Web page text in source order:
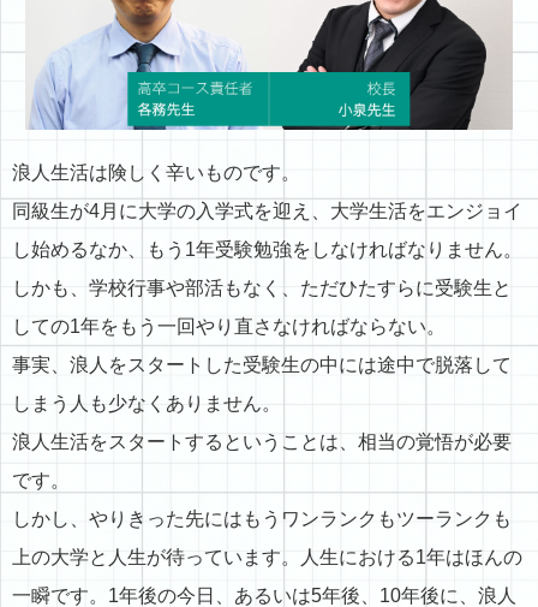
浪人生活は険しく辛いものです。
同級生が4月に大学の入学式を迎え、大学生活をエンジョイ
し始めるなか、もう1年受験勉強をしなければなりません。
しかも、学校行事や部活もなく、ただひたすらに受験生と
しての1年をもう一回やり直さなければならない。
事実、浪人をスタートした受験生の中には途中で脱落して
しまう人も少なくありません。
浪人生活をスタートするということは、相当の覚悟が必要
です。
しかし、やりきった先にはもうワンランクもツーランクも
上の大学と人生が待っています。人生における1年はほんの
一瞬です。1年後の今日、あるいは5年後、10年後に、浪人